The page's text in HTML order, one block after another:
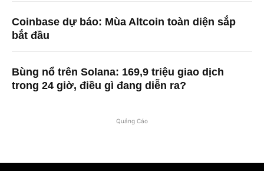
Coinbase dự báo: Mùa Altcoin toàn diện sắp
bắt đầu
Bùng nổ trên Solana: 169,9 triệu giao dịch
trong 24 giờ, điều gì đang diễn ra?
Quảng Cáo